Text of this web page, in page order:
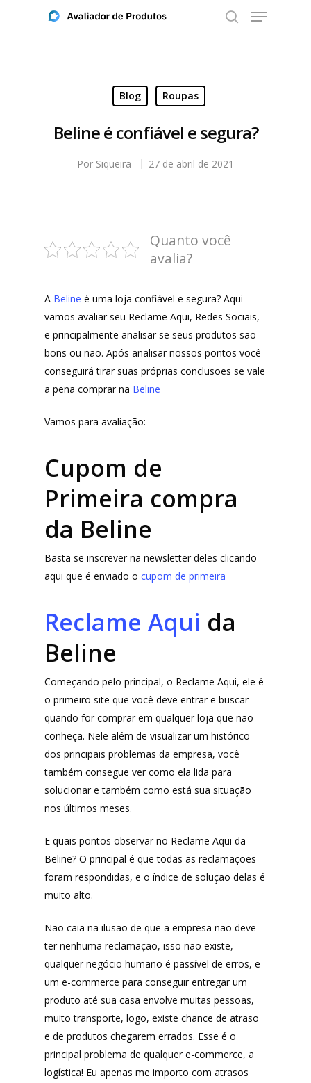
Aperte ENTER para buscar ou ESC para fechar
Blog Roupas
Beline é confiável e segura?
Por Siqueira 27 de abril de 2021
Quanto você
avalia?
A Beline é uma loja confiável e segura? Aqui
vamos avaliar seu Reclame Aqui, Redes Sociais,
e principalmente analisar se seus produtos são
bons ou não. Após analisar nossos pontos você
conseguirá tirar suas próprias conclusões se vale
a pena comprar na Beline
Vamos para avaliação:
Cupom de
Primeira compra
da Beline
Basta se inscrever na newsletter deles clicando
aqui que é enviado o cupom de primeira
Reclame Aqui da
Beline
Começando pelo principal, o Reclame Aqui, ele é
o primeiro site que você deve entrar e buscar
quando for comprar em qualquer loja que não
conheça. Nele além de visualizar um histórico
dos principais problemas da empresa, você
também consegue ver como ela lida para
solucionar e também como está sua situação
nos últimos meses.
E quais pontos observar no Reclame Aqui da
Beline? O principal é que todas as reclamações
foram respondidas, e o índice de solução delas é
muito alto.
Não caia na ilusão de que a empresa não deve
ter nenhuma reclamação, isso não existe,
qualquer negócio humano é passível de erros, e
um e-commerce para conseguir entregar um
produto até sua casa envolve muitas pessoas,
muito transporte, logo, existe chance de atraso
e de produtos chegarem errados. Esse é o
principal problema de qualquer e-commerce, a
logística! Eu apenas me importo com atrasos